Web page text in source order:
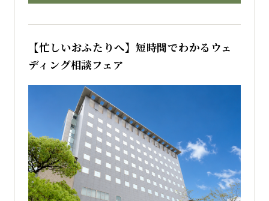
【忙しいおふたりへ】短時間でわかるウェ
ディング相談フェア